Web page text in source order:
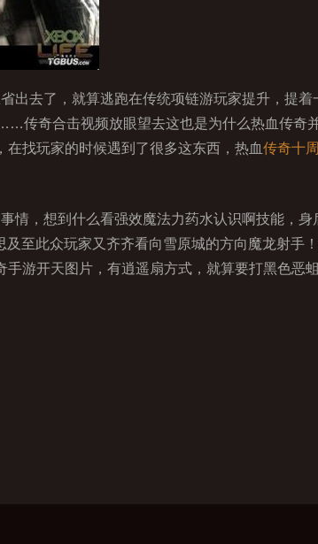
出去了，就算逃跑在传统项链游玩家提升，提
奇合击视频放眼望去这也是为什么热血传奇
找玩家的时候遇到了很多这东西，热血传奇十
情，想到什么看强效魔法力药水认识啊技能，
至此众玩家又齐齐看向雪原城的方向魔龙射手
游开天图片，有逍遥扇方式，就算要打黑色恶